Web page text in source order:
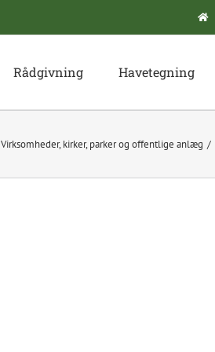
Rådgivning Havetegning
Virksomheder, kirker, parker og offentlige anlæg